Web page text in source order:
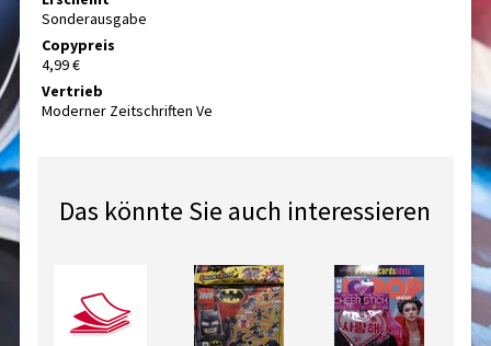
Sonderausgabe
Copypreis
4,99 €
Vertrieb
Moderner Zeitschriften Ve
Das könnte Sie auch interessieren